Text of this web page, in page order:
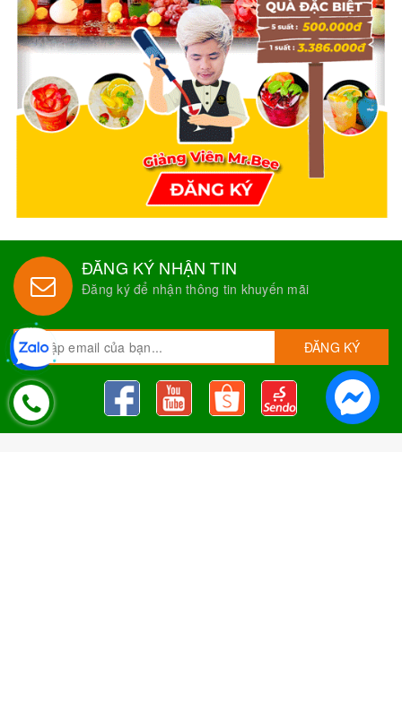
ĐĂNG KÝ NHẬN TIN
Đăng ký để nhận thông tin khuyến mãi
ĐĂNG KÝ